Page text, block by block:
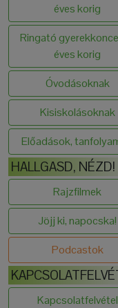
éves korig
Ringató
éves korig
Óvodásoknak
Kisiskolásoknak
Előadások,
HALLGASD, NÉZD!
Rajzfilmek
Jöjj ki, napocska!
Podcastok
Kapcsolatfelvétel